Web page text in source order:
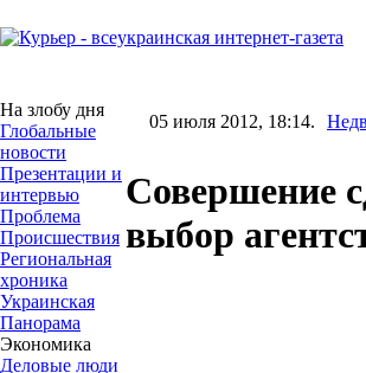
На злобу дня
Глобальные
новости
Презентации и
интервью
Проблема
Происшествия
Региональная
хроника
Украинская
Панорама
Экономика
Деловые люди
05 июля 2012, 18:14.
Совершение
выбор